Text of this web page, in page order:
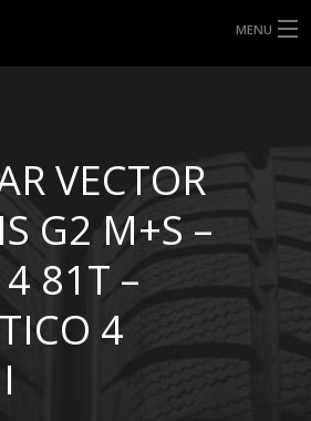
MENU
VECTOR
G2 M+S –
81T –
4